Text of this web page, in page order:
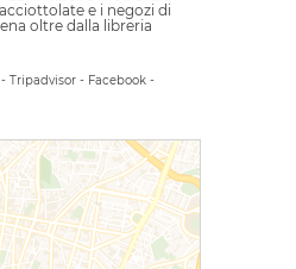
e i negozi di
oltre dalla libreria
- Tripadvisor - Facebook -